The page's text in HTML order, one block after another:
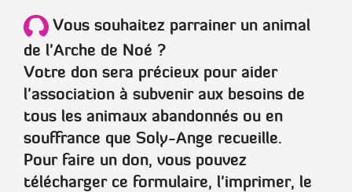
Vous souhaitez parrainer un animal
de l'Arche de Noé ?
Votre don sera précieux pour aider
l'association à subvenir aux besoins de
tous les animaux abandonnés ou en
souffrance que Soly-Ange recueille.
Pour faire un don, vous pouvez
télécharger ce formulaire, l'imprimer, le